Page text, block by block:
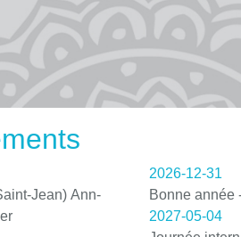
Jean) Ann-
2026-12-31
Bonne année
2027-05-04